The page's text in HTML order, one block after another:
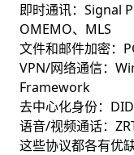
即时通讯：Signal
OMEMO、MLS
文件和邮件加密：
VPN/网络通信：
Framework
去中心化身份：
语音/视频通话：
这些协议都各有优